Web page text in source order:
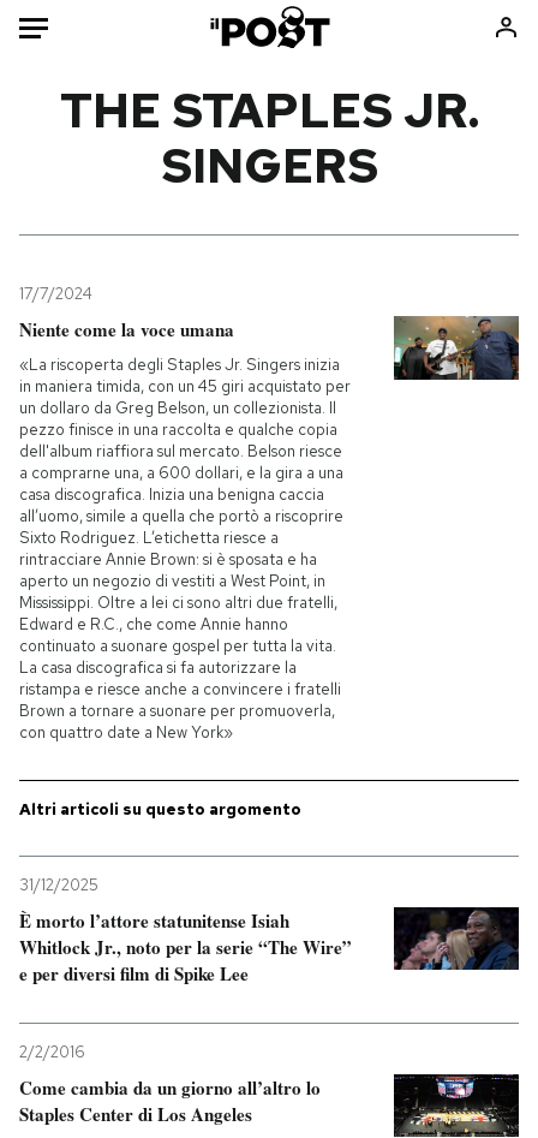
Mondo
Tecnologia
Internet
Scienza
Cultura
Economia
Sport
Libri
Ok Boomer!
Media
Europa
Altrecose
Mondiali calcio 2026
PODCAST
NEWSLETTER
I MIEI PREFERITI
AREA PERSONALE
THE STAPLES JR.
SINGERS
17/7/2024
Niente come la voce umana
«La riscoperta degli Staples Jr. Singers inizia
in maniera timida, con un 45 giri acquistato per
un dollaro da Greg Belson, un collezionista. Il
pezzo finisce in una raccolta e qualche copia
dell'album riaffiora sul mercato. Belson riesce
a comprarne una, a 600 dollari, e la gira a una
casa discografica. Inizia una benigna caccia
all’uomo, simile a quella che portò a riscoprire
Sixto Rodriguez. L’etichetta riesce a
rintracciare Annie Brown: si è sposata e ha
aperto un negozio di vestiti a West Point, in
Mississippi. Oltre a lei ci sono altri due fratelli,
Edward e R.C., che come Annie hanno
continuato a suonare gospel per tutta la vita.
La casa discografica si fa autorizzare la
ristampa e riesce anche a convincere i fratelli
Brown a tornare a suonare per promuoverla,
con quattro date a New York»
Altri articoli su questo argomento
31/12/2025
È morto l’attore statunitense Isiah
Whitlock Jr., noto per la serie “The Wire”
e per diversi film di Spike Lee
2/2/2016
Come cambia da un giorno all’altro lo
Staples Center di Los Angeles